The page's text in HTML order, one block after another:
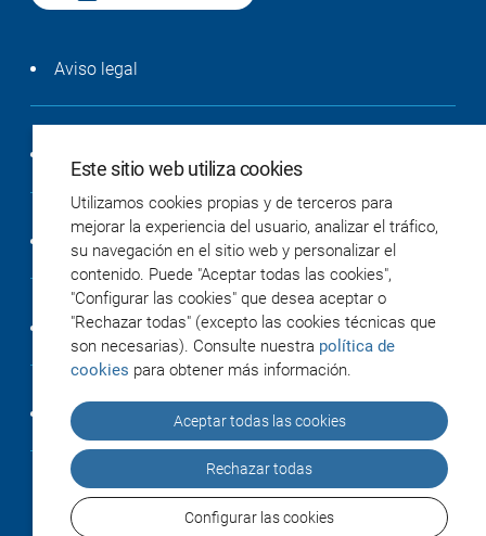
Aviso legal
Política de cookies
Accesibilidad
Créditos
© 2026 IiSGM / Instituto de Investigación Sanitaria
Este sitio web utiliza cookies
Utilizamos cookies propias y de terceros para
mejorar la experiencia del usuario, analizar el tráfico,
su navegación en el sitio web y personalizar el
contenido. Puede "Aceptar todas las cookies",
"Configurar las cookies" que desea aceptar o
"Rechazar todas" (excepto las cookies técnicas que
son necesarias). Consulte nuestra política de
cookies para obtener más información.
Aceptar todas las cookies
Rechazar todas
Configurar las cookies